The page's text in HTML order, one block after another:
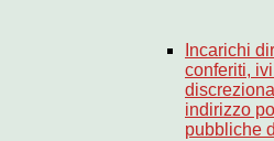
Incarichi
conferiti,
indirizzo
pubbliche